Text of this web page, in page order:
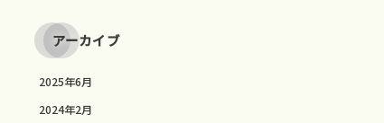
アーカイブ
2025年6月
2024年2月